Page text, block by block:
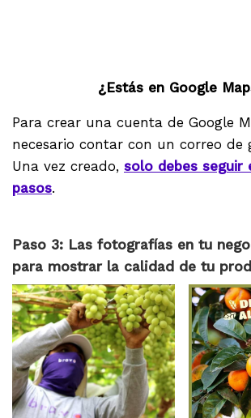
¿Estás en Google
Para crear una cuenta de Google
necesario contar con un correo de
Una vez creado, solo debes seguir
pasos.
Paso 3: Las fotografías en tu
para mostrar la calidad de tu